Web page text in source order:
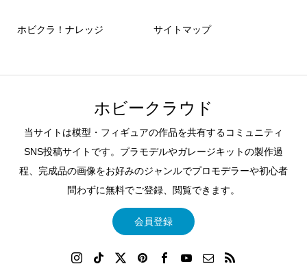
ホビクラ！ナレッジ サイトマップ
ホビークラウド
当サイトは模型・フィギュアの作品を共有するコミュニティ
SNS投稿サイトです。プラモデルやガレージキットの製作過
程、完成品の画像をお好みのジャンルでプロモデラーや初心者
問わずに無料でご登録、閲覧できます。
会員登録